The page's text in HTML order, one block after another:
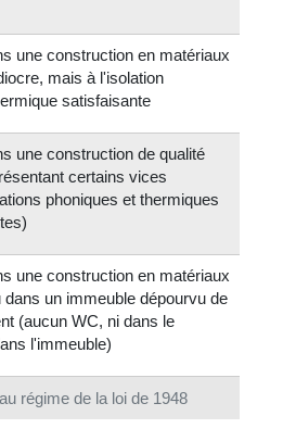
régime de la loi de 1948
une construction en matériaux
mais à l'isolation
satisfaisante
une construction de qualité
certains vices
phoniques et thermiques
une construction en matériaux
dans un immeuble dépourvu de
(aucun WC, ni dans le
l'immeuble)